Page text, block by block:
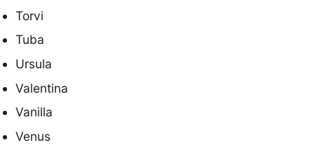
Torvi
Tuba
Ursula
Valentina
Vanilla
Venus